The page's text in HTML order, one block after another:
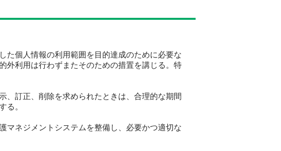
た個人情報の利用範囲を目的達成のために必要な
外利用は行わずまたそのための措置を講じる。特
、訂正、削除を求められたときは、合理的な期間
る。
マネジメントシステムを整備し、必要かつ適切な